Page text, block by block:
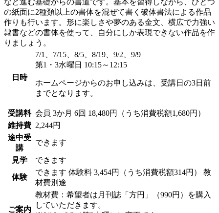
の紙面に2種類以上の書体を混ぜて書く破体書法による作品
作りも行います。形に楽しさや夢のある金文、横広で力強い
隷書などの書体を使って、自分にしか表現できない作品を作
りましょう。
日時
7/1、7/15、8/5、8/19、9/2、9/9
第1・3水曜日 10:15～12:15
ホームページからのお申し込みは、受講日の3日前
までとなります。
受講料 会員 3か月 6回 18,480円（うち消費税額1,680円）
維持費 2,244円
途中受
講
できます
見学 できます
体験
できます 体験料 3,454円（うち消費税額314円） 教
材費別途
ご案内
教材費：希望者は月刊誌「方円」（990円）を購入
していただきます。